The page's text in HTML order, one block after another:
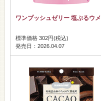
ワンプッシュゼリー 塩ぷるウメ
標準価格 302円(税込)
発売日：2026.04.07